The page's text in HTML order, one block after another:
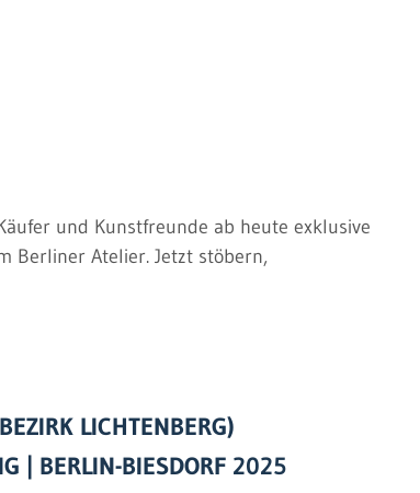
und Kunstfreunde ab heute exklusive
Berliner Atelier. Jetzt stöbern,
LICHTENBERG)
| BERLIN-BIESDORF 2025